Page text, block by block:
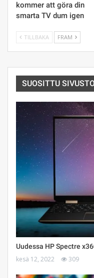
kommer att göra din
smarta TV dum igen
TILLBAKA FRAM
SUOSITTU
Uudessa HP Spectre
kesä 12, 2022 309